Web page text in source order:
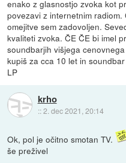
enako z glasnostjo zvoka kot
povezavi z internetnim
omejitve sem zadovoljen.
kvaliteti zvoka. ČE ČE bi imel
soundbarjih višjega
kupiš za cca 10 let in
LP
krho
::2. dec 2021, 20:14
Ok, pol je očitno smotan TV.
še preživel